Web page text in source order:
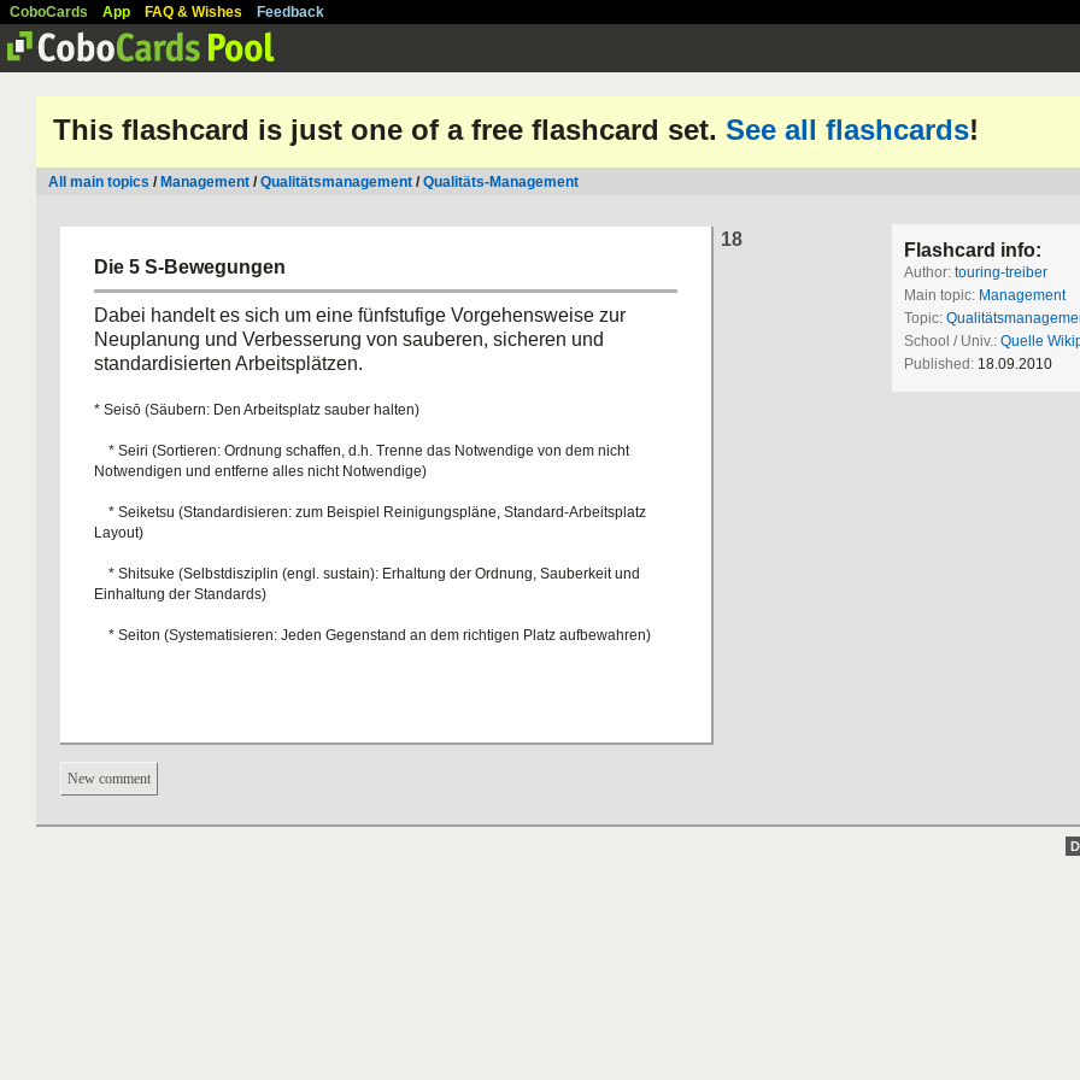
CoboCards App FAQ & Wishes Feedback
This flashcard is just one of a free flashcard set. See all flashcards!
All main topics / Management /Qualitätsmanagement /Qualitäts-Management
18
Die 5 S-Bewegungen
Dabei handelt es sich um eine fünfstufige Vorgehensweise zur
Neuplanung und Verbesserung von sauberen, sicheren und
standardisierten Arbeitsplätzen.
* Seisō (Säubern: Den Arbeitsplatz sauber halten)
* Seiri (Sortieren: Ordnung schaffen, d.h. Trenne das Notwendige von dem nicht
Notwendigen und entferne alles nicht Notwendige)
* Seiketsu (Standardisieren: zum Beispiel Reinigungspläne, Standard-Arbeitsplatz
Layout)
* Shitsuke (Selbstdisziplin (engl. sustain): Erhaltung der Ordnung, Sauberkeit und
Einhaltung der Standards)
* Seiton (Systematisieren: Jeden Gegenstand an dem richtigen Platz aufbewahren)
New comment
Flashcard info:
Author: touring-treiber
Main topic: Management
Topic:
School / Univ.: Quelle
Published: 18.09.2010